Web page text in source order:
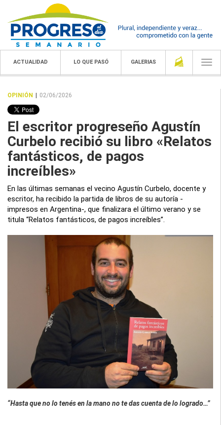
ACTUALIDAD LO QUE PASÓ GALERIAS
OPINIÓN | 02/06/2026
El escritor progreseño Agustín
Curbelo recibió su libro «Relatos
fantásticos, de pagos
increíbles»
En las últimas semanas el vecino Agustín Curbelo, docente y
escritor, ha recibido la partida de libros de su autoría -
impresos en Argentina-, que finalizara el último verano y se
titula “Relatos fantásticos, de pagos increíbles”.
“Hasta que no lo tenés en la mano no te das cuenta de lo logrado…”